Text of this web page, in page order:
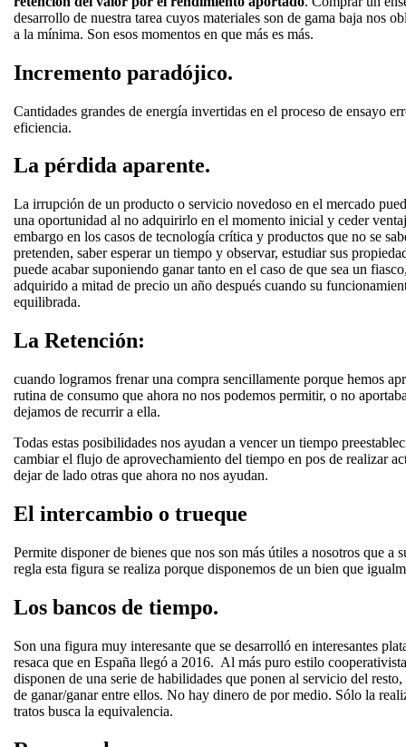
desarrollo de nuestra tarea cuyos materiales son de gama baja nos
a la mínima. Son esos momentos en que más es más.
Incremento paradójico.
Cantidades grandes de energía invertidas en el proceso de ensayo
eficiencia.
La pérdida aparente.
La irrupción de un producto o servicio novedoso en el mercado
una oportunidad al no adquirirlo en el momento inicial y ceder
embargo en los casos de tecnología crítica y productos que no se
pretenden, saber esperar un tiempo y observar, estudiar sus
puede acabar suponiendo ganar tanto en el caso de que sea un
adquirido a mitad de precio un año después cuando su
equilibrada.
La Retención:
cuando logramos frenar una compra sencillamente porque hemos
rutina de consumo que ahora no nos podemos permitir, o no
dejamos de recurrir a ella.
Todas estas posibilidades nos ayudan a vencer un tiempo
cambiar el flujo de aprovechamiento del tiempo en pos de realizar
dejar de lado otras que ahora no nos ayudan.
El intercambio o trueque
Permite disponer de bienes que nos son más útiles a nosotros que a
regla esta figura se realiza porque disponemos de un bien que
Los bancos de tiempo.
Son una figura muy interesante que se desarrolló en interesantes
resaca que en España llegó a 2016. Al más puro estilo
disponen de una serie de habilidades que ponen al servicio del
de ganar/ganar entre ellos. No hay dinero de por medio. Sólo la
tratos busca la equivalencia.